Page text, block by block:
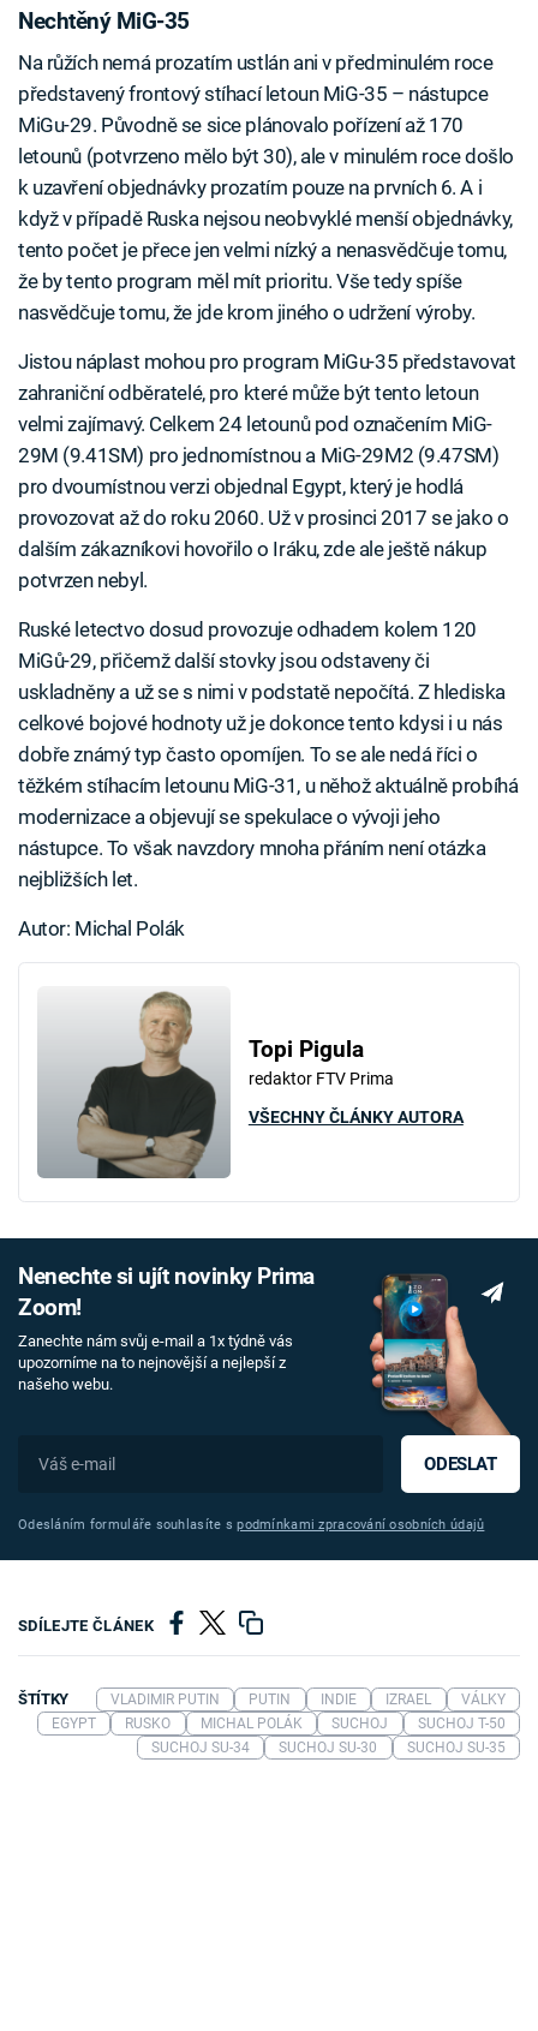
Nechtěný MiG-35
Na růžích nemá prozatím ustlán ani v předminulém roce
představený frontový stíhací letoun MiG-35 – nástupce
MiGu-29. Původně se sice plánovalo pořízení až 170
letounů (potvrzeno mělo být 30), ale v minulém roce došlo
k uzavření objednávky prozatím pouze na prvních 6. A i
když v případě Ruska nejsou neobvyklé menší objednávky,
tento počet je přece jen velmi nízký a nenasvědčuje tomu,
že by tento program měl mít prioritu. Vše tedy spíše
nasvědčuje tomu, že jde krom jiného o udržení výroby.
Jistou náplast mohou pro program MiGu-35 představovat
zahraniční odběratelé, pro které může být tento letoun
velmi zajímavý. Celkem 24 letounů pod označením MiG-
29M (9.41SM) pro jednomístnou a MiG-29M2 (9.47SM)
pro dvoumístnou verzi objednal Egypt, který je hodlá
provozovat až do roku 2060. Už v prosinci 2017 se jako o
dalším zákazníkovi hovořilo o Iráku, zde ale ještě nákup
potvrzen nebyl.
Ruské letectvo dosud provozuje odhadem kolem 120
MiGů-29, přičemž další stovky jsou odstaveny či
uskladněny a už se s nimi v podstatě nepočítá. Z hlediska
celkové bojové hodnoty už je dokonce tento kdysi i u nás
dobře známý typ často opomíjen. To se ale nedá říci o
těžkém stíhacím letounu MiG-31, u něhož aktuálně probíhá
modernizace a objevují se spekulace o vývoji jeho
nástupce. To však navzdory mnoha přáním není otázka
nejbližších let.
Autor: Michal Polák
Topi Pigula
redaktor FTV Prima
VŠECHNY ČLÁNKY AUTORA
Nenechte si ujít novinky Prima
Zoom!
Zanechte nám svůj e-mail a 1x týdně vás
upozorníme na to nejnovější a nejlepší z
našeho webu.
ODESLAT
Odesláním formuláře souhlasíte spodmínkami zpracování osobních údajů
SDÍLEJTE ČLÁNEK
ŠTÍTKY VLADIMIR PUTIN PUTIN INDIE IZRAEL
VÁLKY
EGYPT
RUSKO MICHAL POLÁK SUCHOJ
SUCHOJ T-50
SUCHOJ SU-34
SUCHOJ SU-30 SUCHOJ SU-35